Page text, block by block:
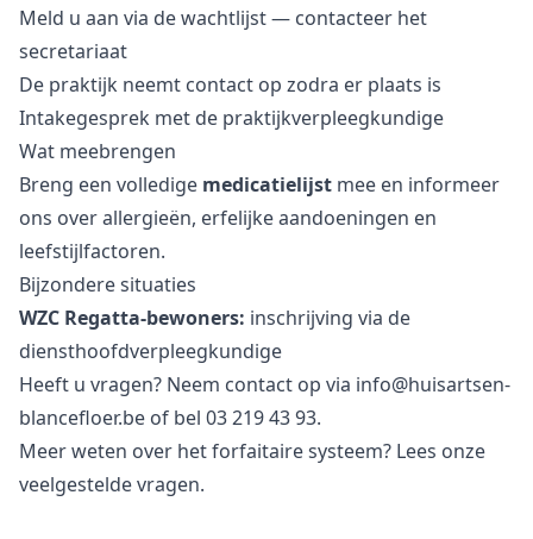
Meld u aan via de wachtlijst — contacteer het
secretariaat
De praktijk neemt contact op zodra er plaats is
Intakegesprek met de praktijkverpleegkundige
Wat meebrengen
Breng een volledige medicatielijst mee en informeer
ons over allergieën, erfelijke aandoeningen en
leefstijlfactoren.
Bijzondere situaties
WZC Regatta-bewoners: inschrijving via de
diensthoofdverpleegkundige
Heeft u vragen? Neem contact op via info@huisartsen-
blancefloer.be of bel 03 219 43 93.
Meer weten over het forfaitaire systeem? Lees onze
veelgestelde vragen.